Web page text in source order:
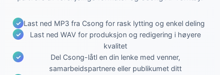
Last ned MP3 fra Csong for rask lytting og enkel deling
Last ned WAV for produksjon og redigering i høyere
kvalitet
Del Csong-låtl en din lenke med venner,
samarbeidspartnere eller publikumet ditt